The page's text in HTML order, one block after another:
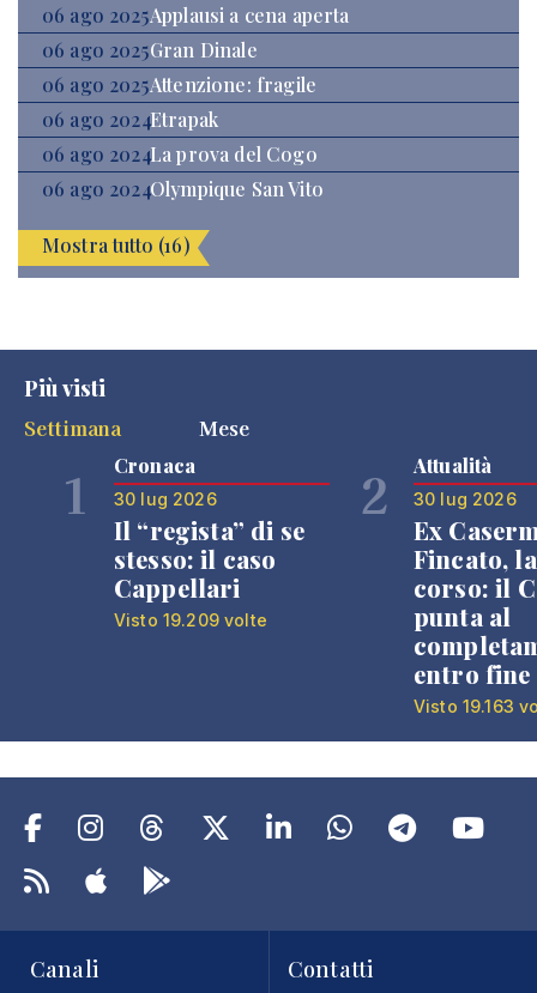
06 ago 2025Applausi a cena aperta
06 ago 2025Gran Dinale
06 ago 2025Attenzione: fragile
06 ago 2024Etrapak
06 ago 2024La prova del Cogo
06 ago 2024Olympique San Vito
Mostra tutto (16)
Più visti
Settimana
Mese
1 Cronaca
30 lug 2026
Il “regista” di se
stesso: il caso
Cappellari
Visto 19.209 volte
2 Attualità
30 lug 2026
Ex
Fincato,
corso: il
punta al
entro fine
Visto 19.163
Canali Contatti